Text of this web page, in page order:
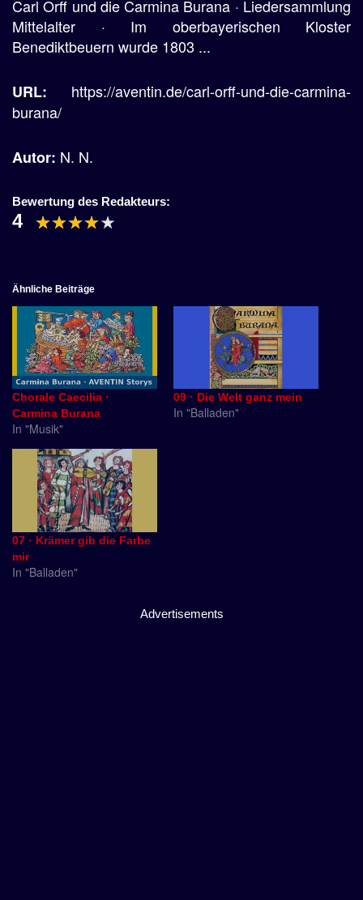
Carl Orff und die Carmina Burana · Liedersammlung
Mittelalter · Im oberbayerischen Kloster
Benediktbeuern wurde 1803 ...
URL: https://aventin.de/carl-orff-und-die-carmina-
burana/
Autor: N. N.
Bewertung des Redakteurs:
4
Ähnliche Beiträge
Chorale Caecilia ·
Carmina Burana
In "Musik"
09 · Die Welt ganz mein
In "Balladen"
07 · Krämer gib die Farbe
mir
In "Balladen"
Advertisements